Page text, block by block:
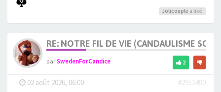
Jolicouple a liké
RE: NOTRE FIL DE VIE (CANDAULISME
parSwedenForCandice 2
- 02 août 2026, 06:00
#2952490